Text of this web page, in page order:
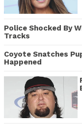
Police Shocked By
Tracks
Coyote Snatches
Happened